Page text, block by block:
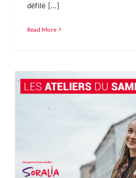
défilé [...]
Read More